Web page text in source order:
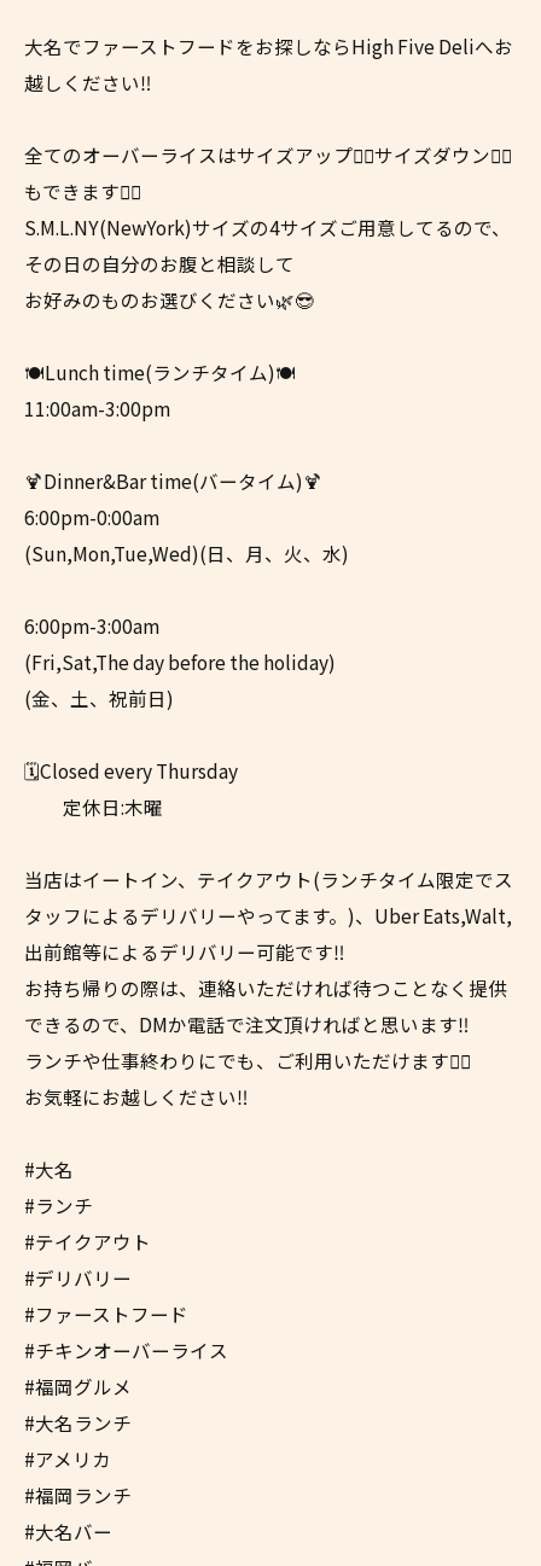
大名でファーストフードをお探しならHigh Five Deliへお
越しください‼
全てのオーバーライスはサイズアップ☝🏼サイズダウン👇🏼
もできます👍🏼
S.M.L.NY(NewYork)サイズの4サイズご用意してるので、
その日の自分のお腹と相談して
お好みのものお選びください🌿😎
🍽Lunch time(ランチタイム)🍽
11:00am-3:00pm
🍹Dinner&Bar time(バータイム)🍹
6:00pm-0:00am
(Sun,Mon,Tue,Wed)(日、月、火、水)
6:00pm-3:00am
(Fri,Sat,The day before the holiday)
(金、土、祝前日)
🗓️Closed every Thursday
定休日:木曜
当店はイートイン、テイクアウト(ランチタイム限定でス
タッフによるデリバリーやってます。)、Uber Eats,Walt,
出前館等によるデリバリー可能です‼︎
お持ち帰りの際は、連絡いただければ待つことなく提供
できるので、DMか電話で注文頂ければと思います‼︎
ランチや仕事終わりにでも、ご利用いただけます✌🏼
お気軽にお越しください‼︎
#大名
#ランチ
#テイクアウト
#デリバリー
#ファーストフード
#チキンオーバーライス
#福岡グルメ
#大名ランチ
#アメリカ
#福岡ランチ
#大名バー